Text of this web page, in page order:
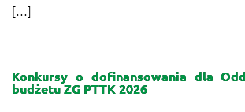
[…]
Konkursy o dofinansowania dla
budżetu ZG PTTK 2026